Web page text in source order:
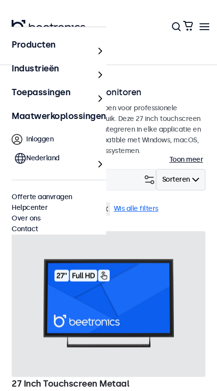
Touchscreens
27 inch touchscreen monitoren
27 inch touchscreens ontworpen voor professionele
toepassingen en continu gebruik. Deze 27 inch touchscreen
monitoren zijn eenvoudig te integreren in elke applicatie en
iedere omgeving en zijn compatible met Windows, macOS,
ChromeOS en Linux besturingssystemen.
Toon meer
Sorteren
Filter (2)
27 inch touchscreens Wis alle filters
27 Inch Touchscreen Metaal
Producten
Industrieën
Toepassingen
Maatwerkoplossingen
Inloggen
Nederland
Offerte aanvragen
Helpcenter
Over ons
Contact